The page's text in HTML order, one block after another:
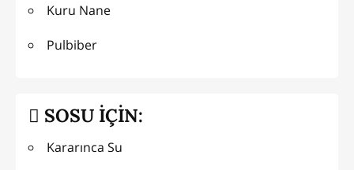
Kuru Nane
Pulbiber
SOSU İÇİN:
Kararınca Su